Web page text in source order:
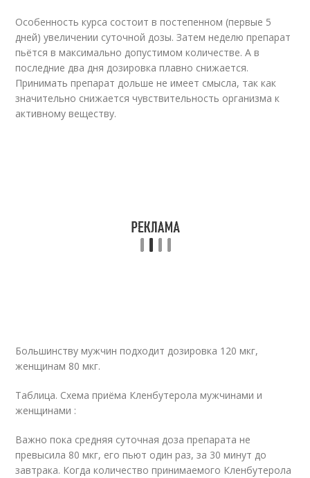
Особенность курса состоит в постепенном (первые 5
дней) увеличении суточной дозы. Затем неделю препарат
пьётся в максимально допустимом количестве. А в
последние два дня дозировка плавно снижается.
Принимать препарат дольше не имеет смысла, так как
значительно снижается чувствительность организма к
активному веществу.
Большинству мужчин подходит дозировка 120 мкг,
женщинам 80 мкг.
Таблица. Схема приёма Кленбутерола мужчинами и
женщинами :
Важно пока средняя суточная доза препарата не
превысила 80 мкг, его пьют один раз, за 30 минут до
завтрака. Когда количество принимаемого Кленбутерола